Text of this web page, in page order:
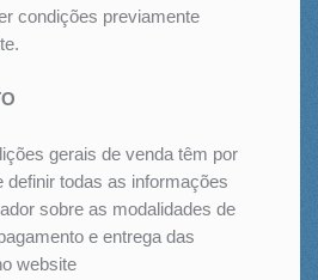
condições previamente
gerais de venda têm por
definir todas as informações
sobre as modalidades de
e entrega das
website